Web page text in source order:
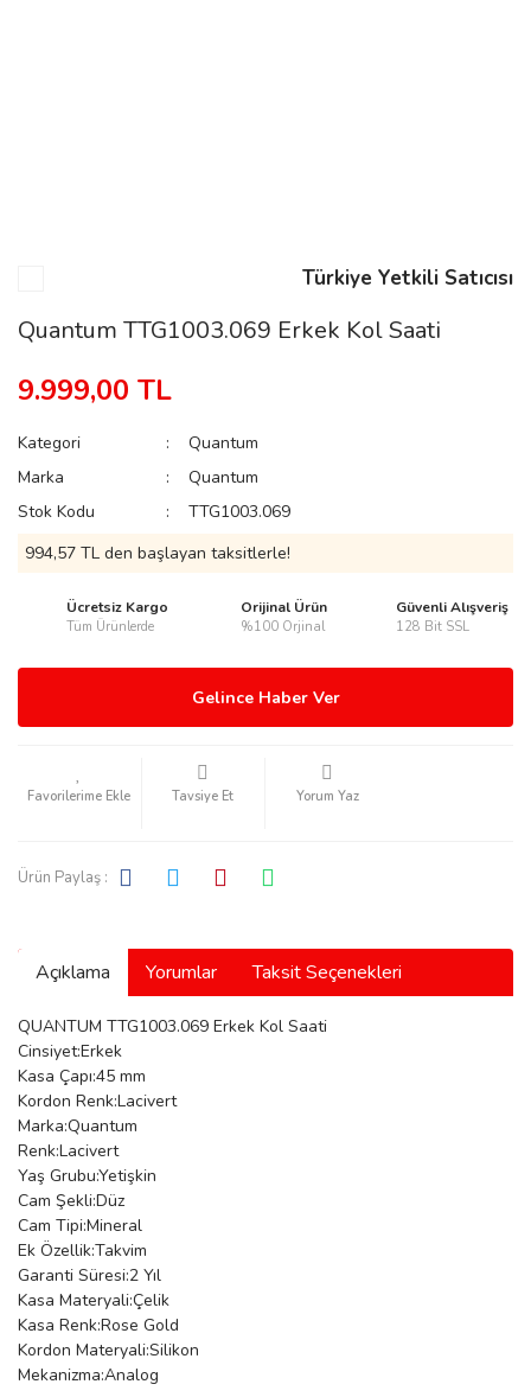
Manoir
Türkiye Yetkili Satıcısı
Quantum TTG1003.069 Erkek Kol Saati
9.999,00 TL
Kategori
Quantum
Marka
Quantum
Stok Kodu
TTG1003.069
994,57 TL den başlayan taksitlerle!
Ücretsiz Kargo
Tüm Ürünlerde
Orijinal Ürün
%100 Orjinal
Güvenli Alışveriş
128 Bit SSL
Gelince Haber Ver
Tavsiye Et Yorum Yaz
Ürün Paylaş :
Açıklama Yorumlar Taksit Seçenekleri
QUANTUM TTG1003.069 Erkek Kol Saati
Cinsiyet:Erkek
Kasa Çapı:45 mm
Kordon Renk:Lacivert
Marka:Quantum
Renk:Lacivert
Yaş Grubu:Yetişkin
Cam Şekli:Düz
Cam Tipi:Mineral
Ek Özellik:Takvim
Garanti Süresi:2 Yıl
Kasa Materyali:Çelik
Kasa Renk:Rose Gold
Kordon Materyali:Silikon
Mekanizma:Analog